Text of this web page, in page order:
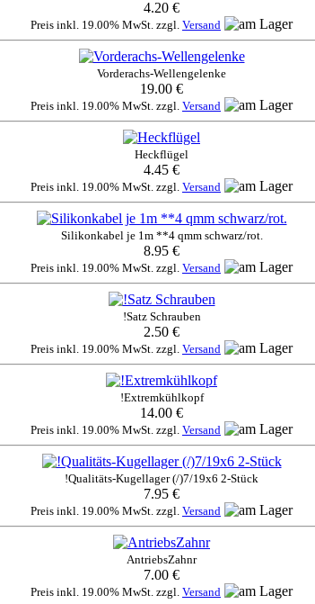
4.20 €
Preis inkl. 19.00% MwSt. zzgl. Versand
Vorderachs-Wellengelenke
19.00 €
Preis inkl. 19.00% MwSt. zzgl. Versand
Heckflügel
4.45 €
Preis inkl. 19.00% MwSt. zzgl. Versand
Silikonkabel je 1m **4 qmm schwarz/rot.
8.95 €
Preis inkl. 19.00% MwSt. zzgl. Versand
!Satz Schrauben
2.50 €
Preis inkl. 19.00% MwSt. zzgl. Versand
!Extremkühlkopf
14.00 €
Preis inkl. 19.00% MwSt. zzgl. Versand
!Qualitäts-Kugellager (/)7/19x6 2-Stück
7.95 €
Preis inkl. 19.00% MwSt. zzgl. Versand
AntriebsZahnr
7.00 €
Preis inkl. 19.00% MwSt. zzgl. Versand